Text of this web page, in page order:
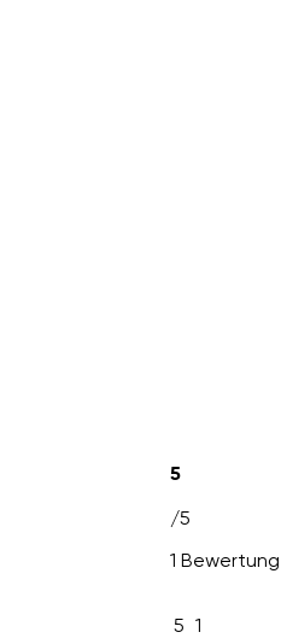
5
/5
1 Bewertung
5 1